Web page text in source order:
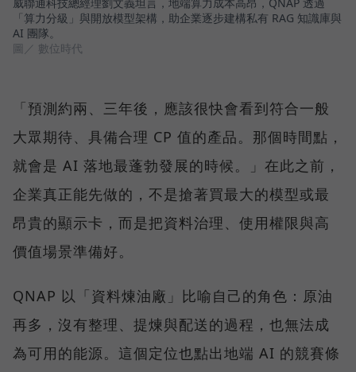
「算力分級」與開放模型架構，助企業逐步建構私有 RAG 知識庫與
AI 團隊。
圖／ 數位時代
「預測約兩、三年後，應該很快會看到符合一般
大眾期待、具備合理 CP 值的產品。那個時間點，
就會是 AI 落地最蓬勃發展的時候。」在此之前，
企業真正能先做的，不是搶著買最大的模型或最
昂貴的顯示卡，而是把資料治理、使用權限與高
價值場景準備好。
QNAP 以「資料煉油廠」比喻自己的角色：原油
再多，沒有整理、提煉與配送的過程，也無法成
為可用的能源。這個定位也點出地端 AI 的競賽條